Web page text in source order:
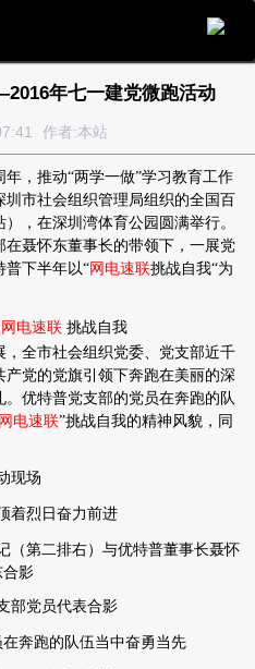
年七一建党微跑活动
作者:本站
年，推动“两学一做”学习教育工作
圳市社会组织管理局组织的全国百
，在深圳湾体育公园圆满举行。
聂怀东董事长的带领下，一展党
普下半年以“网电速联挑战自我“为
网电速联 挑战自我
全市社会组织党委、党支部近千
党的党旗引领下奔跑在美丽的深
。优特普党支部的党员在奔跑的队
网电速联”挑战自我的精神风貌，同
现场
着烈日 奋力前进
（第二排右）与优特普董事长聂怀
合影
部党员代表合影
奔跑的队伍当中奋勇当先
留言